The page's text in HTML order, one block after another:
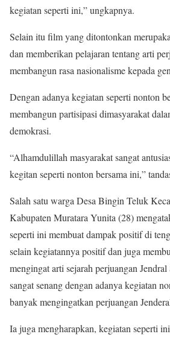
kegiatan seperti ini,” ungkapnya.
Selain itu film yang ditontonkan
dan memberikan pelajaran tentang arti
membangun rasa nasionalisme kepada
Dengan adanya kegiatan seperti nonton
membangun partisipasi dimasyarakat
demokrasi.
“Alhamdulillah masyarakat sangat
kegitan seperti nonton bersama ini,”
Salah satu warga Desa Bingin Teluk
Kabupaten Muratara Yunita (28)
seperti ini membuat dampak positif di
selain kegiatannya positif dan juga
mengingat arti sejarah perjuangan
sangat senang dengan adanya kegiatan
banyak mengingatkan perjuangan
Ia juga mengharapkan, kegiatan seperti